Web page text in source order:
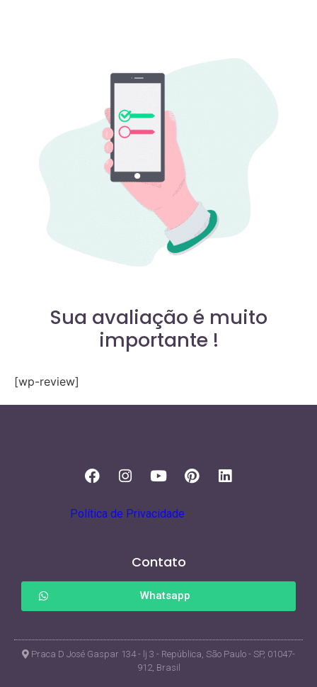
Sua avaliação é muito
importante !
[wp-review]
Política de Privacidade
Contato
Whatsapp
Praca D José Gaspar 134 - lj 3 - República, São Paulo - SP, 01047-
912, Brasil